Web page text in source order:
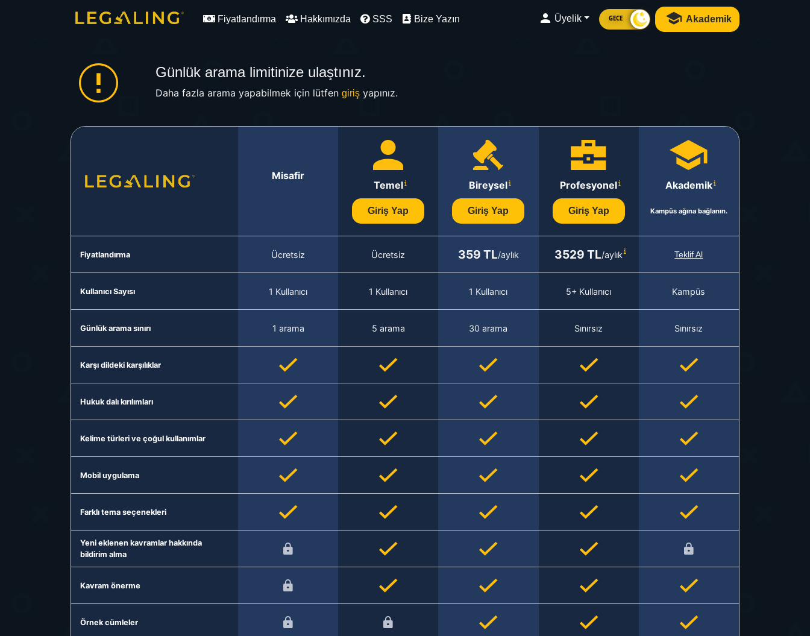
Fiyatlandırma Hakkımızda SSS Bize Yazın Üyelik GECE Akademik
Günlük arama limitinize ulaştınız.
Daha fazla arama yapabilmek için lütfen girişyapınız.
Misafir
Temel
Giriş Yap
Bireysel
Giriş Yap
Profesyonel
Giriş Yap
Akademik
Kampüs ağına bağlanın.
Fiyatlandırma Ücretsiz Ücretsiz 359 TL/aylık 3529 TL/aylık Teklif Al
Kullanıcı Sayısı 1 Kullanıcı 1 Kullanıcı 1 Kullanıcı 5+ Kullanıcı Kampüs
Günlük arama sınırı 1 arama 5 arama 30 arama Sınırsız Sınırsız
Karşı dildeki karşılıklar
Hukuk dalı kırılımları
Kelime türleri ve çoğul kullanımlar
Mobil uygulama
Farklı tema seçenekleri
Yeni eklenen kavramlar hakkında
bildirim alma
Kavram önerme
Örnek cümleler